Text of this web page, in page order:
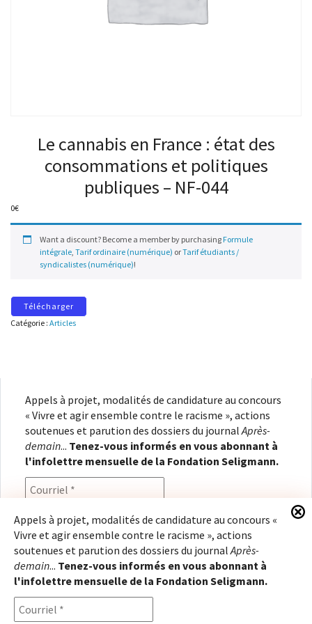
Le cannabis en France : état des
consommations et politiques
publiques – NF-044
0€
Want a discount? Become a member by purchasing Formule
intégrale, Tarif ordinaire (numérique) orTarif étudiants /
syndicalistes (numérique)!
Télécharger
Catégorie : Articles
Appels à projet, modalités de candidature au concours
« Vivre et agir ensemble contre le racisme », actions
soutenues et parution des dossiers du journal Après-
demain... Tenez-vous informés en vous abonnant à
l'infolettre mensuelle de la Fondation Seligmann.
En renseignant votre adresse électronique, vous
consentez à recevoir l'infolettre de la Fondation
Seligmann, conformément à notrepolitique de
confidentialité. Il vous sera possible de vous
désabonner à tout moment.
Appels à projet, modalités de candidature au concours «
Vivre et agir ensemble contre le racisme », actions
soutenues et parution des dossiers du journalAprès-
demain... Tenez-vous informés en vous abonnant à
l'infolettre mensuelle de la Fondation Seligmann.